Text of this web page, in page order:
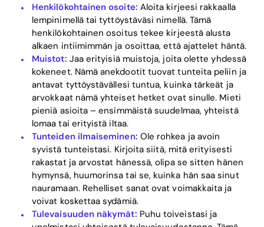
Henkilökohtainen osoite: Aloita kirjeesi rakkaalla
lempinimellä tai tyttöystäväsi nimellä. Tämä
henkilökohtainen osoitus tekee kirjeestä alusta
alkaen intiimimmän ja osoittaa, että ajattelet häntä.
Muistot: Jaa erityisiä muistoja, joita olette yhdessä
kokeneet. Nämä anekdootit tuovat tunteita peliin ja
antavat tyttöystävällesi tuntua, kuinka tärkeät ja
arvokkaat nämä yhteiset hetket ovat sinulle. Mieti
pieniä asioita – ensimmäistä suudelmaa, yhteistä
lomaa tai erityistä iltaa.
Tunteiden ilmaiseminen: Ole rohkea ja avoin
syvistä tunteistasi. Kirjoita siitä, mitä erityisesti
rakastat ja arvostat hänessä, olipa se sitten hänen
hymynsä, huumorinsa tai se, kuinka hän saa sinut
nauramaan. Rehelliset sanat ovat voimakkaita ja
voivat koskettaa sydämiä.
Tulevaisuuden näkymät: Puhu toiveistasi ja